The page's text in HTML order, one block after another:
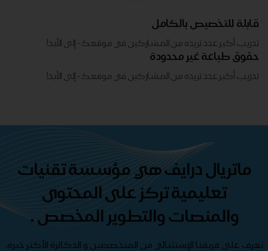
قابلة للتخصيص بالكامل
تدريب أكبر عدد تريده من المشاركين في موقعك - ​​إلى الأبد!
حقوق طباعة غير محدودة
تدريب أكبر عدد تريده من المشاركين في موقعك - ​​إلى الأبد!
ماتريال درايف هي مؤسسة تقنيات
تعليمية تركز على المحتوى
والمنصات والتطوير المخصص .
تعرف على فريقنا الإستثنائي من المتخصصين و الدكاترة الأكثر خبرة،